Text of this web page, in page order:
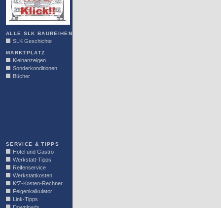
ALLE SLK BAUREIHEN
SLK Geschichte
MARKTPLATZ
Kleinanzeigen
Sonderkonditionen
Bücher
SERVICE & TIPPS
Hotel und Gastro
Werkstatt-Tipps
Reifenservice
Werkstattkosten
KfZ-Kosten-Rechner
Felgenkalkulator
Link-Tipps